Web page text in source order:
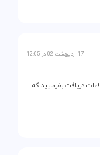
17 اردیبهشت 02 در 12:05
دریافت بفرمایید که